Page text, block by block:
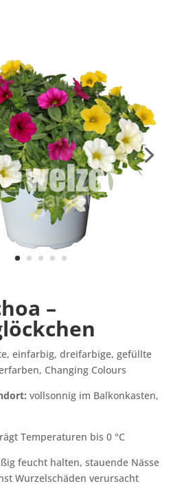
–
einfarbig, dreifarbige, gefüllte
Changing Colours
vollsonnig im Balkonkasten,
Temperaturen bis 0 °C
feucht halten, stauende Nässe
Wurzelschäden verursacht